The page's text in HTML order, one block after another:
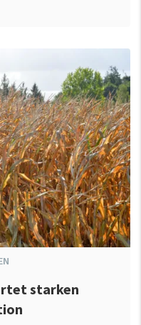
starken